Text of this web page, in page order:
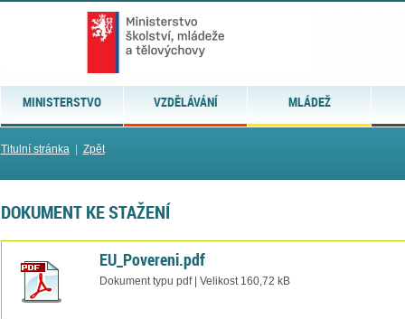
MINISTERSTVO VZDĚLÁVÁNÍ MLÁDEŽ
Titulní stránka| Zpět
DOKUMENT KE STAŽENÍ
EU_Povereni.pdf
Dokument typu pdf | Velikost 160,72 kB